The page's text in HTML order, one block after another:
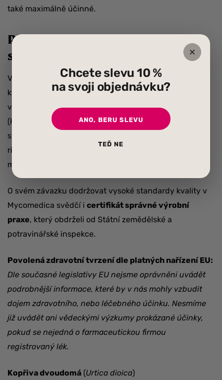
také maximálně účinné.
Přísné výrobní postupy
společnosti MycoMedica
Ve společnosti Mycomedica kladou velký důraz na
kvalitu a bezpečnost svých výrobků. Proto ve všech
výrobních procesechpřísně dodržují normy HACCP
(Hazard Analysis and Critical Control Point). Tento
systém jim umožňuje efektivně identifikovat a řídit
rizika spojená s výrobou potravin a zajišťuje tak
maximální bezpečnost a spokojenost jejich zákazníků.
O svém závazku dodržovat vysoké standardy kvality v
Mycomedica svědčí i certifikát správné výrobní
praxe, který obdrželi od Státní zemědělské a
potravinářské inspekce.
Povolená zdravotní tvrzení dle platných nařízení EU:
Dle současné legislativy EU nejsme oprávněni uvádět
podrobnější informace, které by v nás mohly vzbudit
dojem zdravotního, nebo léčebného účinku. Nesmíme
již uvádět ani vědeckými výzkumy prokázané účinky,
pokud se nejedná o farmaceutickou firmou
registrovaný lék.
Kopřiva dvoudomá (Urtica dioica)
Chcete slevu 10 %
na svoji objednávku?
ANO, BERU SLEVU
TEĎ NE